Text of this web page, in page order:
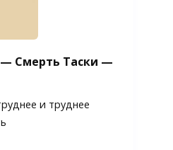
— Смерть Таски —
и труднее